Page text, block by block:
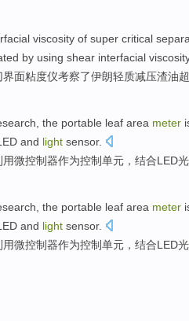
viscosity of super critical
by using shear interfacial
界面粘度仪考察了伊朗轻质减压渣油
the portable leaf area meter
and light sensor.
用微控制器作为控制单元， 结合LED
the portable leaf area meter
and light sensor.
用微控制器作为控制单元， 结合LED